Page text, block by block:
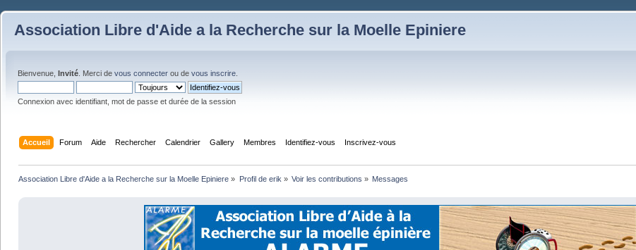
Association Libre d'Aide a la Recherche sur la Moelle Epiniere
Bienvenue, Invité . Merci de vous connecter ou de vous inscrire
Connexion avec identifiant, mot de passe et durée de la session
Accueil Forum Aide Rechercher Calendrier Gallery Membres Identifiez-vous Inscrivez-vous
Association Libre d'Aide a la Recherche sur la Moelle Epiniere » Profil de erik » Voir les contributions » Messages